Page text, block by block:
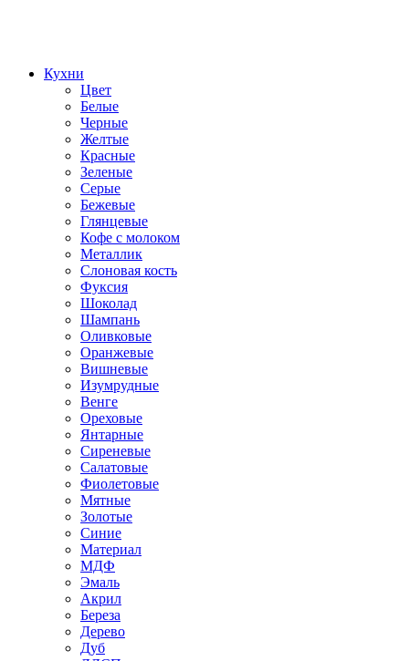
Кухни
Цвет
Белые
Черные
Желтые
Красные
Зеленые
Серые
Бежевые
Глянцевые
Кофе с молоком
Металлик
Слоновая кость
Фуксия
Шоколад
Шампань
Оливковые
Оранжевые
Вишневые
Изумрудные
Венге
Ореховые
Янтарные
Сиреневые
Салатовые
Фиолетовые
Мятные
Золотые
Синие
Материал
МДФ
Эмаль
Акрил
Береза
Дерево
Дуб